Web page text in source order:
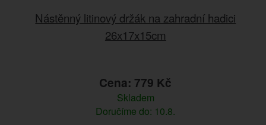
Nástěnný litinový držák na zahradní hadici
26x17x15cm
Cena: 779 Kč
Skladem
Doručíme do: 10.8.